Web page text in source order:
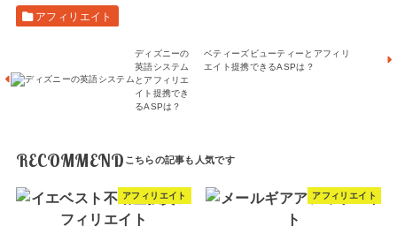
アフィリエイト
ディズニーの
英語システム
とアフィリエ
イト提携でき
るASPは？
ベティーズビューティーとアフィリ
エイト提携できるASPは？
RECOMMEND
アフィリエイト アフィリエイト